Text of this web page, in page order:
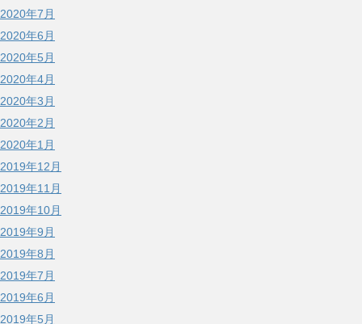
2020年7月
2020年6月
2020年5月
2020年4月
2020年3月
2020年2月
2020年1月
2019年12月
2019年11月
2019年10月
2019年9月
2019年8月
2019年7月
2019年6月
2019年5月